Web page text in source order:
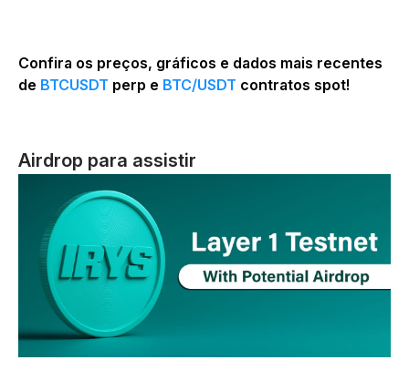
Confira os preços, gráficos e dados mais recentes
de BTCUSDT perp e BTC/USDT contratos spot!
Airdrop para assistir